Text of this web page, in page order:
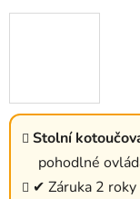
Stolní
pohodlné
✔ Záruka 2